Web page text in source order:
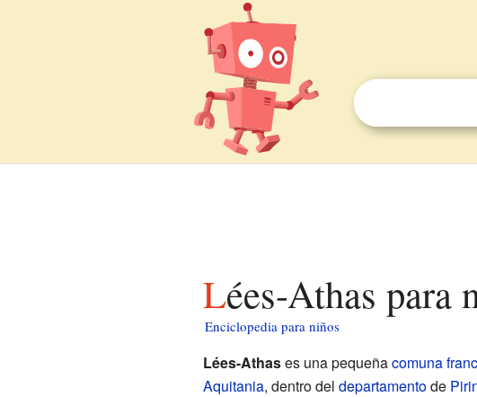
Lées-Athas para
Enciclopedia para niños
Lées-Athases una pequeñacomuna
Aquitania, dentro del departamentode